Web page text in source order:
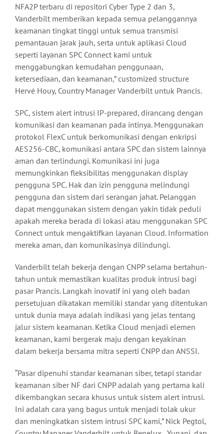
NFA2P terbaru di repositori Cyber Type 2 dan 3,
Vanderbilt memberikan kepada semua pelanggannya
keamanan tingkat tinggi untuk semua transmisi
pemantauan jarak jauh, serta untuk aplikasi Cloud
seperti layanan SPC Connect kami untuk
menggabungkan kemudahan penggunaan,
ketersediaan, dan keamanan,” customized structure
Hervé Houy, Country Manager Vanderbilt untuk Prancis.
SPC, sistem alert intrusi IP-prepared, dirancang dengan
komunikasi dan keamanan pada intinya. Menggunakan
protokol FlexC untuk berkomunikasi dengan enkripsi
AES256-CBC, komunikasi antara SPC dan sistem lainnya
aman dan terlindungi. Komunikasi ini juga
memungkinkan fleksibilitas menggunakan display
pengguna SPC. Hak dan izin pengguna melindungi
pengguna dan sistem dari serangan jahat. Pelanggan
dapat menggunakan sistem dengan yakin tidak peduli
apakah mereka berada di lokasi atau menggunakan SPC
Connect untuk mengaktifkan layanan Cloud. Information
mereka aman, dan komunikasinya dilindungi.
Vanderbilt telah bekerja dengan CNPP selama bertahun-
tahun untuk memastikan kualitas produk intrusi bagi
pasar Prancis. Langkah inovatif ini yang oleh badan
persetujuan dikatakan memiliki standar yang ditentukan
untuk dunia maya adalah indikasi yang jelas tentang
jalur sistem keamanan. Ketika Cloud menjadi elemen
keamanan, kami bergerak maju dengan keyakinan
dalam bekerja bersama mitra seperti CNPP dan ANSSI.
“Pasar dipenuhi standar keamanan siber, tetapi standar
keamanan siber NF dari CNPP adalah yang pertama kali
dikembangkan secara khusus untuk sistem alert intrusi.
Ini adalah cara yang bagus untuk menjadi tolak ukur
dan meningkatkan sistem intrusi SPC kami,” Nick Pegtol,